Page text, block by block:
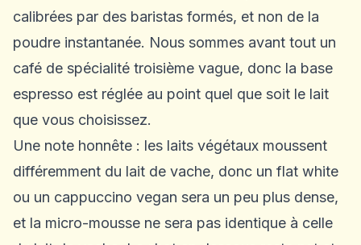
calibrées par des baristas formés, et non de la
poudre instantanée. Nous sommes avant tout un
café de spécialité troisième vague, donc la base
espresso est réglée au point quel que soit le lait
que vous choisissez.
Une note honnête : les laits végétaux moussent
différemment du lait de vache, donc un flat white
ou un cappuccino vegan sera un peu plus dense,
et la micro-mousse ne sera pas identique à celle